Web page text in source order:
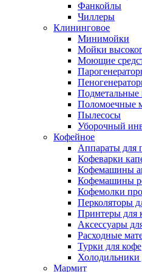
Фанкойлы
Чиллеры
Клининговое
Минимойки
Мойки
Моющие
Поломоечные
Пылесосы
Уборочный
Кофейное
Аппараты для
Кофеварки
Кофемашины
Кофемашины
Кофемолки
Перколяторы
Принтеры для
Аксессуары
Расходные
Турки для кофе
Холодильники
Мармит